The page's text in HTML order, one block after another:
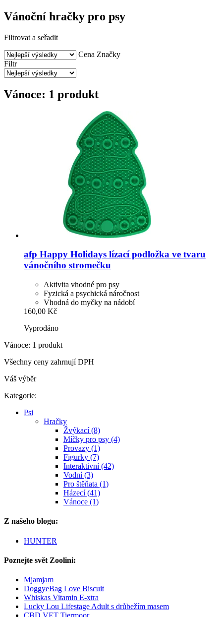
Vánoční hračky pro psy
Filtrovat a seřadit
Cena Značky
Filtr
Vánoce: 1 produkt
afp Happy Holidays lízací podložka ve tvaru
vánočního stromečku
Aktivita vhodné pro psy
Fyzická a psychická náročnost
Vhodná do myčky na nádobí
160,00 Kč
Vyprodáno
Vánoce: 1 produkt
Všechny ceny zahrnují DPH
Váš výběr
Kategorie:
Psi
Hračky
Žvýkací (8)
Míčky pro psy (4)
Provazy (1)
Figurky (7)
Interaktivní (42)
Vodní (3)
Pro štěňata (1)
Házecí (41)
Vánoce (1)
Z našeho blogu:
HUNTER
Poznejte svět Zoolini:
Mjamjam
DoggyeBag Love Biscuit
Whiskas Vitamin E‑xtra
Lucky Lou Lifestage Adult s drůbežím masem